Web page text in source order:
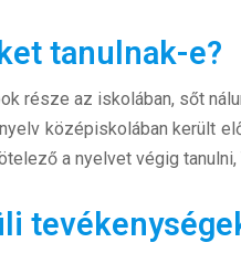
tanulnak-e?
része az iskolában, sőt
középiskolában került
a nyelvet végig